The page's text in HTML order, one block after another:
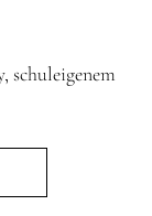
schuleigenem